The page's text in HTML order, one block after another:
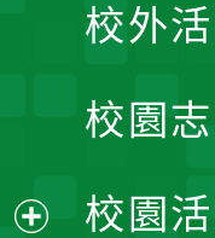
單
校外
校園
校園